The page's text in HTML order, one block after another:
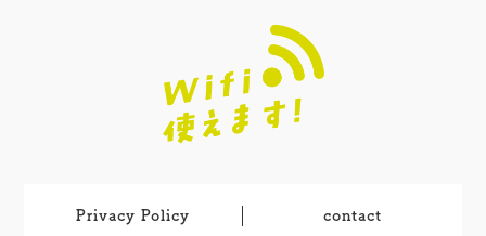
Privacy Policy contact